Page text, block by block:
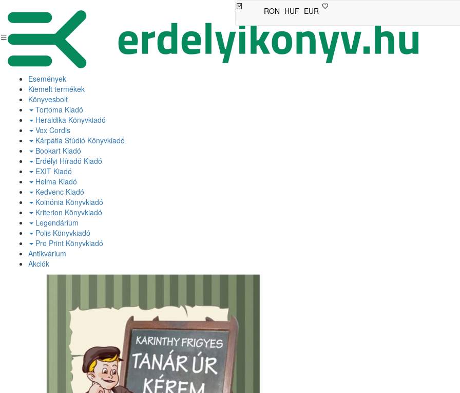
RON HUF EUR
Események
Kiemelt termékek
Könyvesbolt
Tortoma Kiadó
Heraldika Könyvkiadó
Vox Cordis
Kárpátia Stúdió Könyvkiadó
Bookart Kiadó
Erdélyi Híradó Kiadó
EXIT Kiadó
Helma Kiadó
Kedvenc Kiadó
Koinónia Könyvkiadó
Kriterion Könyvkiadó
Legendárium
Polis Könyvkiadó
Pro Print Könyvkiadó
Antikvárium
Akciók